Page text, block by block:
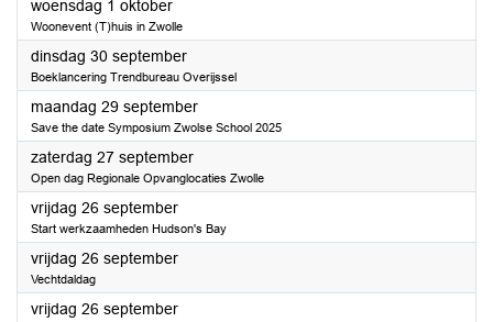
woensdag 1 oktober2025
Woonevent (T)huis in Zwolle
dinsdag 30 september2025
Boeklancering Trendbureau Overijssel
maandag 29 september2025
Save the date Symposium Zwolse School 2025
zaterdag 27 september2025
Open dag Regionale Opvanglocaties Zwolle
vrijdag 26 september2025
Start werkzaamheden Hudson's Bay
vrijdag 26 september2025
Vechtdaldag
vrijdag 26 september2025